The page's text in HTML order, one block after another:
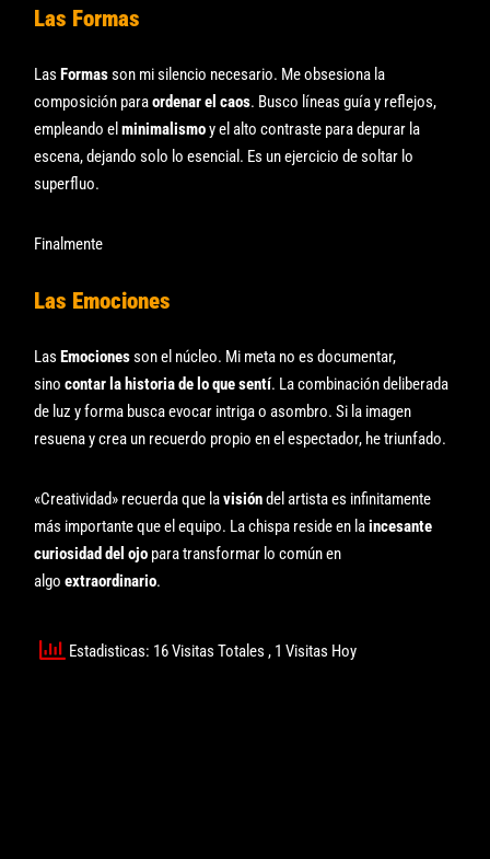
Las Formas
LasFormasson mi silencio necesario. Me obsesiona la
composición paraordenar el caos. Busco líneas guía y reflejos,
empleando elminimalismoy el alto contraste para depurar la
escena, dejando solo lo esencial. Es un ejercicio de soltar lo
superfluo.
Finalmente
Las Emociones
LasEmocionesson el núcleo. Mi meta no es documentar,
sinocontar la historia de lo que sentí. La combinación deliberada
de luz y forma busca evocar intriga o asombro. Si la imagen
resuena y crea un recuerdo propio en el espectador, he triunfado.
«Creatividad» recuerda que lavisióndel artista es infinitamente
más importante que el equipo. La chispa reside en laincesante
curiosidad del ojo para transformar lo común en
algoextraordinario.
Estadisticas: 16 Visitas Totales, 1 Visitas Hoy